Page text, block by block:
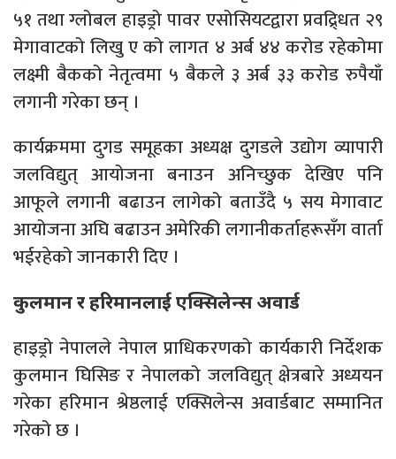
५१ तथा ग्लोबल हाइड्रो पावर एसोसियटद्वारा प्रवद्र्धित २९
मेगावाटको लिखु ए को लागत ४ अर्ब ४४ करोड रहेकोमा
लक्ष्मी बैकको नेतृत्वमा ५ बैकले ३ अर्ब ३३ करोड रुपैयाँ
लगानी गरेका छन् ।
कार्यक्रममा दुगड समूहका अध्यक्ष दुगडले उद्योग व्यापारी
जलविद्युत् आयोजना बनाउन अनिच्छुक देखिए पनि
आफूले लगानी बढाउन लागेको बताउँदै ५ सय मेगावाट
आयोजना अघि बढाउन अमेरिकी लगानीकर्ताहरूसँग वार्ता
भईरहेको जानकारी दिए ।
कुलमान र हरिमानलाई एक्सिलेन्स अवार्ड
हाइड्रो नेपालले नेपाल प्राधिकरणको कार्यकारी निर्देशक
कुलमान घिसिङ र नेपालको जलविद्युत् क्षेत्रबारे अध्ययन
गरेका हरिमान श्रेष्ठलाई एक्सिलेन्स अवार्डबाट सम्मानित
गरेको छ ।